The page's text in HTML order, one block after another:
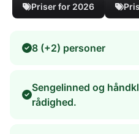
Priser for 2026
8 (+2) personer
Sengelinned og
rådighed.